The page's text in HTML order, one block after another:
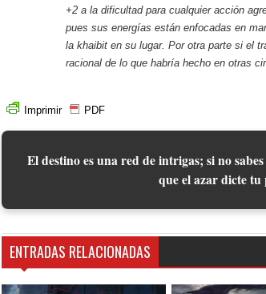
+2 a la dificultad para cualquier acción
pues sus energías están enfocadas en
la khaibit en su lugar. Por otra parte si el
racional de lo que habría hecho en otras
Imprimir PDF
El destino es una red de intrigas; si no
que el azar dicte
ENTRADAS RELACIONADAS